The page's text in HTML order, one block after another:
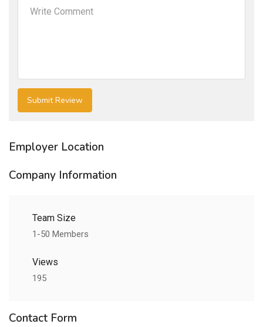
Employer Location
Company Information
Team Size
1-50 Members
Views
195
Contact Form